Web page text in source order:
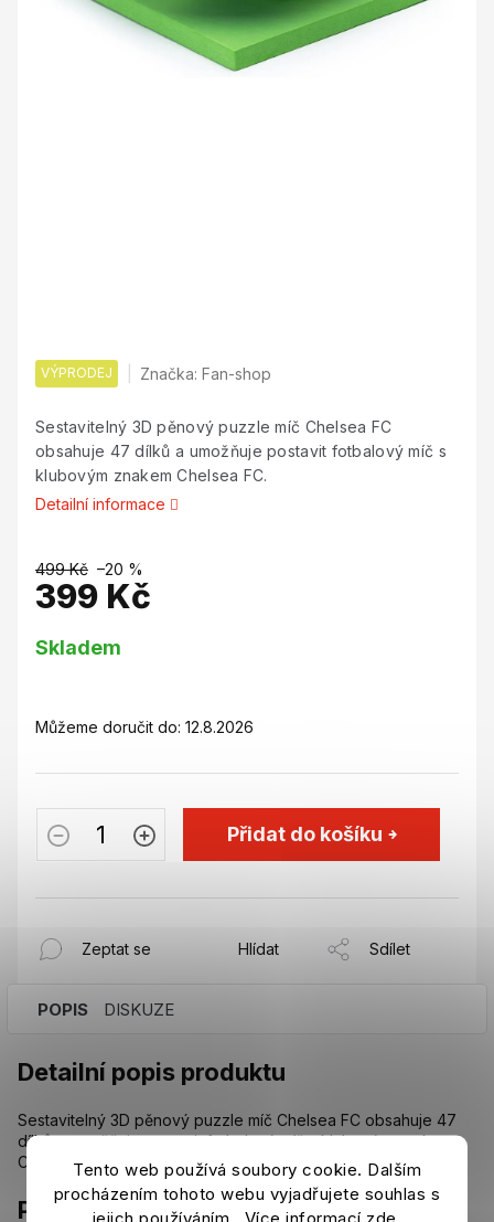
Tento web používá soubory cookie. Dalším
procházením tohoto webu vyjadřujete souhlas s
jejich používáním.. Více informací zde.
VÝPRODEJ Značka:Fan-shop
Sestavitelný 3D pěnový puzzle míč Chelsea FC
obsahuje 47 dílků a umožňuje postavit fotbalový míč s
klubovým znakem Chelsea FC.
Detailní informace
499 Kč –20 %
399 Kč
cena:
Skladem
Můžeme doručit do: 12.8.2026
Přidat do košíku
Zeptat se Hlídat Sdílet
POPIS DISKUZE
Detailní popis produktu
Sestavitelný 3D pěnový puzzle míč Chelsea FC obsahuje 47
dílků a umožňuje postavit fotbalový míč s klubovým znakem
Chelsea FC. Rozměry cca 20 x 20 x 20 cm.
Parametry